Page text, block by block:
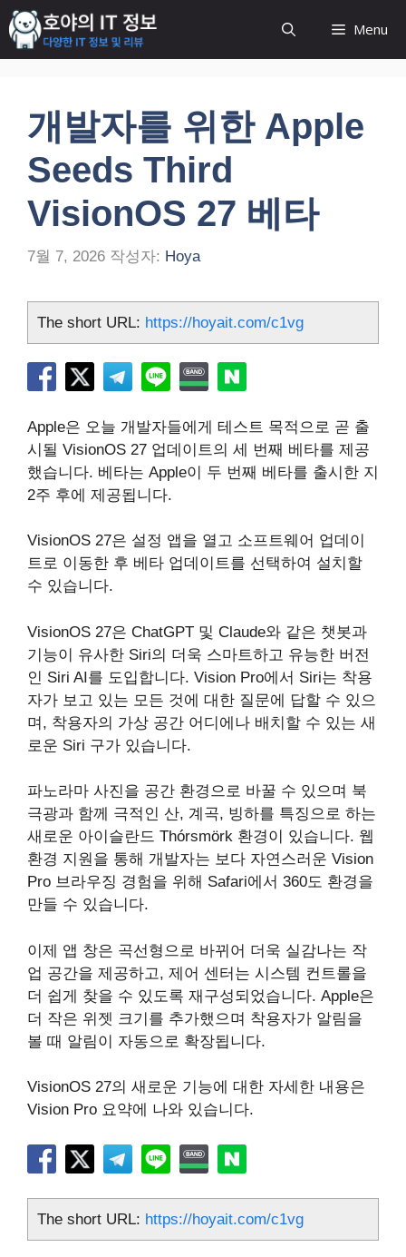
컨
텐
츠
Menu
개발자를 위한 Apple
Seeds Third
VisionOS 27 베타
7월 7, 2026 작성자: Hoya
The short URL: https://hoyait.com/c1vg
Apple은 오늘 개발자들에게 테스트 목적으로 곧 출
시될 VisionOS 27 업데이트의 세 번째 베타를 제공
했습니다. 베타는 Apple이 두 번째 베타를 출시한 지
2주 후에 제공됩니다.
VisionOS 27은 설정 앱을 열고 소프트웨어 업데이
트로 이동한 후 베타 업데이트를 선택하여 설치할
수 있습니다.
VisionOS 27은 ChatGPT 및 Claude와 같은 챗봇과
기능이 유사한 Siri의 더욱 스마트하고 유능한 버전
인 Siri AI를 도입합니다. Vision Pro에서 ‌Siri‌는 착용
자가 보고 있는 모든 것에 대한 질문에 답할 수 있으
며, 착용자의 가상 공간 어디에나 배치할 수 있는 새
로운 ‌Siri‌ 구가 있습니다.
파노라마 사진을 공간 환경으로 바꿀 수 있으며 북
극광과 함께 극적인 산, 계곡, 빙하를 특징으로 하는
새로운 아이슬란드 Thórsmörk 환경이 있습니다. 웹
환경 지원을 통해 개발자는 보다 자연스러운 Vision
Pro 브라우징 경험을 위해 Safari에서 360도 환경을
만들 수 있습니다.
이제 앱 창은 곡선형으로 바뀌어 더욱 실감나는 작
업 공간을 제공하고, 제어 센터는 시스템 컨트롤을
더 쉽게 찾을 수 있도록 재구성되었습니다. Apple은
더 작은 위젯 크기를 추가했으며 착용자가 알림을
볼 때 알림이 자동으로 확장됩니다.
VisionOS 27의 새로운 기능에 대한 자세한 내용은
Vision Pro 요약에 나와 있습니다.
The short URL: https://hoyait.com/c1vg